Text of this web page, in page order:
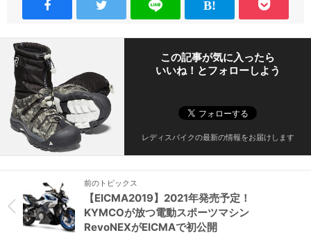
この記事が気に入ったら
いいね！とフォローしよう
レディスバイクの最新の情報をお届けします
前のトピックス
【EICMA2019】2021年発売予定！
KYMCOが放つ電動スポーツマシン
RevoNEXがEICMAで初公開